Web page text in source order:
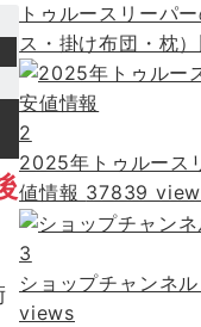
トゥルースリーパ
ス・掛け布団・枕
2
2025年トゥルース
値情報 37839
3
ショップチャンネ
views